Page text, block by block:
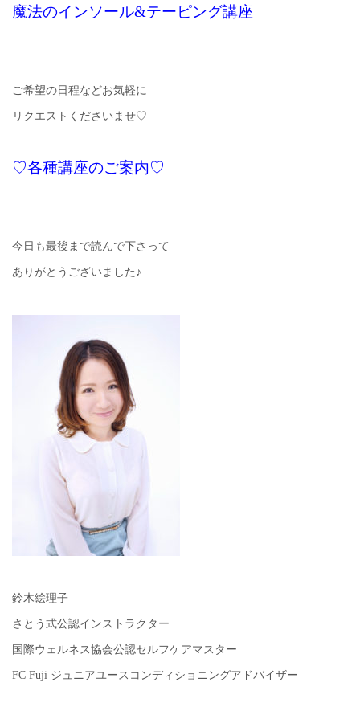
魔法のインソール&テーピング講座
ご希望の日程などお気軽に
リクエストくださいませ♡
♡各種講座のご案内♡
今日も最後まで読んで下さって
ありがとうございました♪
鈴木絵理子
さとう式公認インストラクター
国際ウェルネス協会公認セルフケアマスター
FC Fuji ジュニアユースコンディショニングアドバイザー